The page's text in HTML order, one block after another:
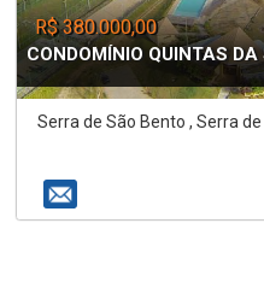
R$ 380.000,00
CONDOMÍNIO QUINTAS DA
Serra de São Bento , Serra de